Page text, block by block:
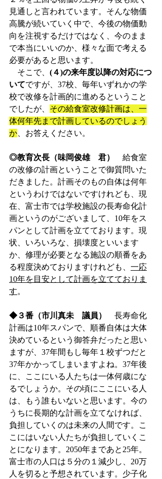
見通しと言われています。そんな物価
高騰が続いていく中で、今後の物価動
向を注視するだけではなく、今のまま
で本当にいいのか、様々な面で考える
必要があると思います。
そこで、 (４)の来年度以降の対応につ
いてですが、37校、毎年いずれかの学
校で改修を計画的に進めるということ
でしたが、 その給食室改修計画は、一
体何年先まで計画しているのでしょう
か 、お答えください。
◎教育次長（味岡俊雄　君）
給食室
の改修の計画ということで御質問いた
だきました。計画そのもの自体は何年
というわけではないですけれども、現
在、富士市では学校施設の長寿命化計
画というのがございまして、10年をス
パンとして計画を立てております。現
状、いろいろな、損壊度といいます
か、修理が必要となる施設の順番をあ
る程度決めておりますけれども、 一応
10年を目安として計画を立てておりま
す。
◆３番（市川真未　議員）
長寿命化
計画は10年スパンで、順番自体は大体
決めているという御答弁だったと思い
ますが、37年間もし毎年１校ずつだと
37年かかってしまいますよね。37年後
に、ここにいる人たちは一体何歳にな
るでしょうか。その頃にここにいる人
は、もう誰もいないと思います。今の
うちに長期的な計画を立てなければ、
負担していくのは未来の人間です。こ
こにはいない人たちが負担していくこ
とになります。2050年まであと25年。
富士市の人口は５分の１減少し、20万
人を切ると予想されています。少子化